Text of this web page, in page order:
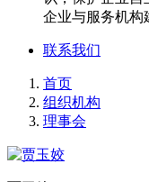
企业与服务机构
联系我们
首页
组织机构
理事会